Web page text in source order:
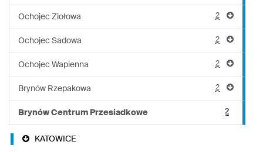
Ochojec Ziołowa 2
Ochojec Sadowa 2
Ochojec Wapienna 2
Brynów Rzepakowa 2
Brynów Centrum Przesiadkowe 2
KATOWICE